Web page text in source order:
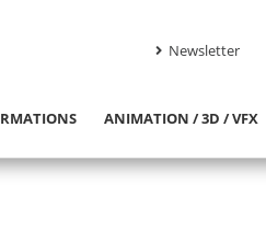
Newsletter
ANIMATION / 3D / VFX